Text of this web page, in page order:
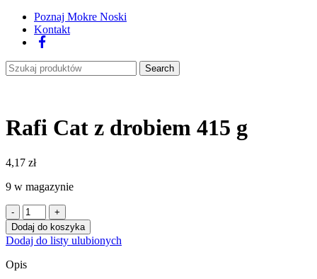
Poznaj Mokre Noski
Kontakt
Search
Rafi Cat z drobiem 415 g
4,17 zł
9 w magazynie
ilość
Rafi
Cat
z
drobiem
Dodaj do koszyka
Dodaj do listy ulubionych
Opis